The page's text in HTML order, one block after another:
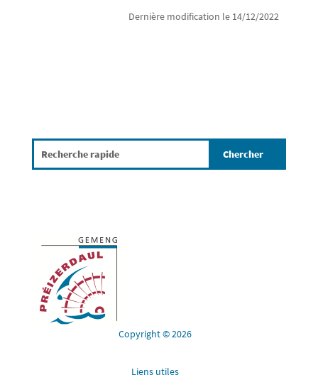
Dernière modification le 14/12/2022
Copyright © 2026
Liens utiles